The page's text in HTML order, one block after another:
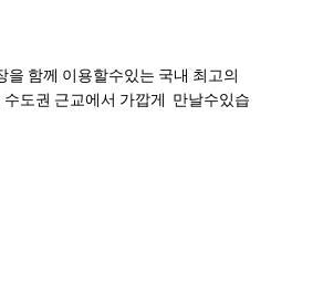
을 함께 이용할수있는 국내 최고의
수도권 근교에서 가깝게 만날수있습